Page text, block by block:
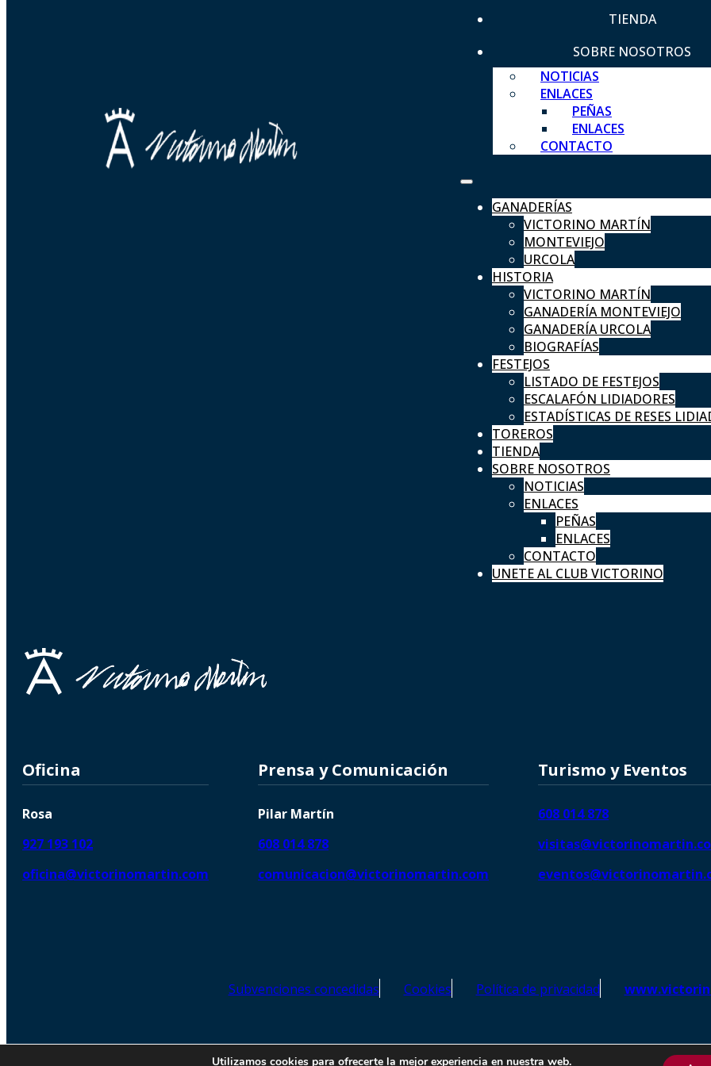
TIENDA
SOBRE NOSOTROS
NOTICIAS
ENLACES
PEÑAS
ENLACES
CONTACTO
GANADERÍAS
VICTORINO MARTÍN
MONTEVIEJO
URCOLA
HISTORIA
VICTORINO MARTÍN
GANADERÍA MONTEVIEJO
GANADERÍA URCOLA
BIOGRAFÍAS
FESTEJOS
LISTADO DE FESTEJOS
ESCALAFÓN LIDIADORES
ESTADÍSTICAS DE RESES
TOREROS
TIENDA
SOBRE NOSOTROS
NOTICIAS
ENLACES
PEÑAS
ENLACES
CONTACTO
UNETE AL CLUB VICTORINO
Oficina
Rosa
927 193 102
oficina@victorinomartin.com
Prensa y Comunicación
Pilar Martín
608 014 878
comunicacion@victorinomartin.com
Turismo y Eventos
608 014 878
Subvenciones concedidas Cookies Política de privacidad
© 2026 Copyright © | Victorino Martín – Todos los derechos reservados | SEO de Agencia
Utilizamos cookies para ofrecerte la mejor experiencia en nuestra web.